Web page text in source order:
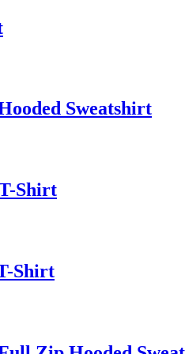
Sweatshirt
Shirt
Shirt